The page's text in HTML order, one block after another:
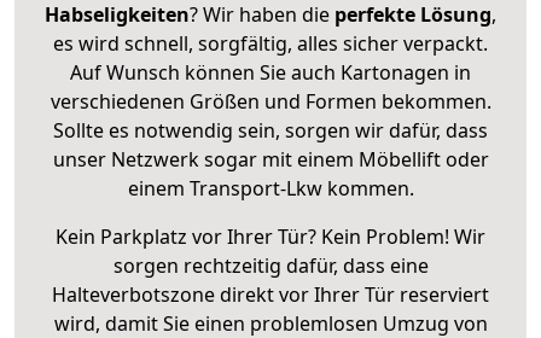
Habseligkeiten? Wir haben die perfekte Lösung,
es wird schnell, sorgfältig, alles sicher verpackt.
Auf Wunsch können Sie auch Kartonagen in
verschiedenen Größen und Formen bekommen.
Sollte es notwendig sein, sorgen wir dafür, dass
unser Netzwerk sogar mit einem Möbellift oder
einem Transport-Lkw kommen.
Kein Parkplatz vor Ihrer Tür? Kein Problem! Wir
sorgen rechtzeitig dafür, dass eine
Halteverbotszone direkt vor Ihrer Tür reserviert
wird, damit Sie einen problemlosen Umzug von